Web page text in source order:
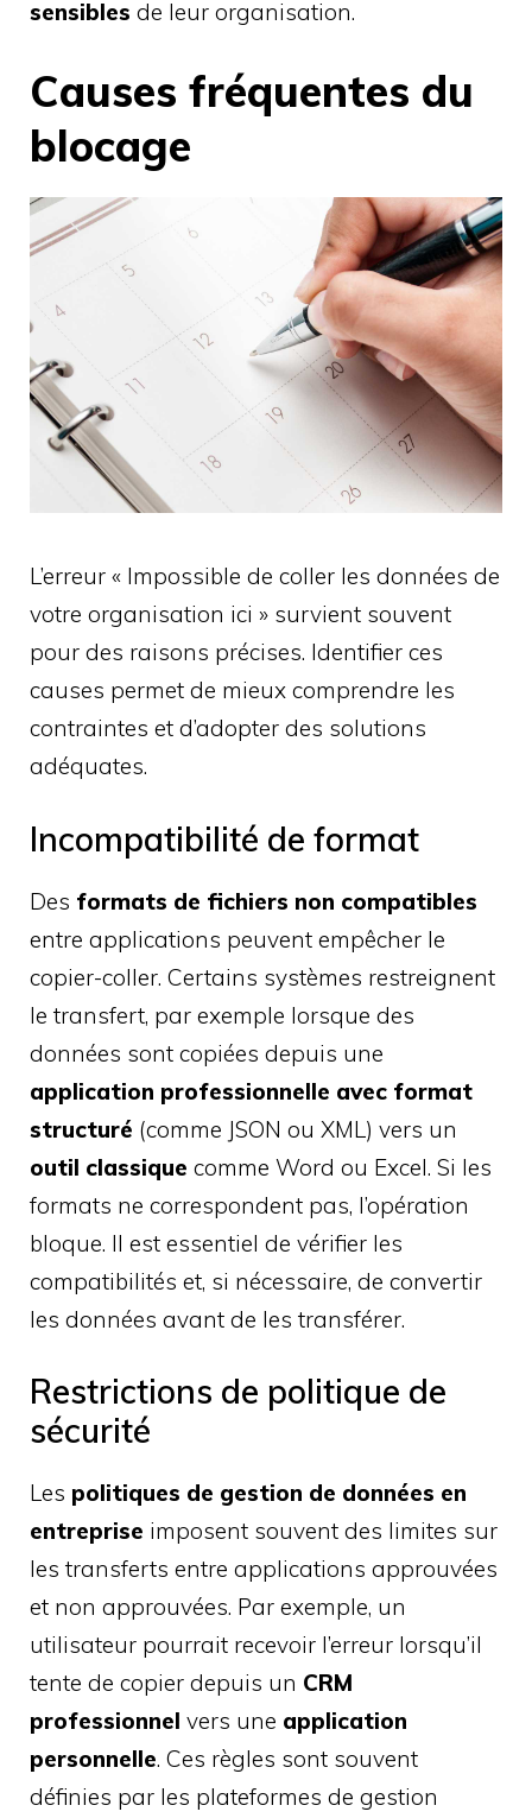
sensibles de leur organisation.
Causes fréquentes du
blocage
L’erreur « Impossible de coller les données de
votre organisation ici » survient souvent
pour des raisons précises. Identifier ces
causes permet de mieux comprendre les
contraintes et d’adopter des solutions
adéquates.
Incompatibilité de format
Des formats de fichiers non compatibles
entre applications peuvent empêcher le
copier-coller. Certains systèmes restreignent
le transfert, par exemple lorsque des
données sont copiées depuis une
application professionnelle avec format
structuré (comme JSON ou XML) vers un
outil classique comme Word ou Excel. Si les
formats ne correspondent pas, l’opération
bloque. Il est essentiel de vérifier les
compatibilités et, si nécessaire, de convertir
les données avant de les transférer.
Restrictions de politique de
sécurité
Les politiques de gestion de données en
entreprise imposent souvent des limites sur
les transferts entre applications approuvées
et non approuvées. Par exemple, un
utilisateur pourrait recevoir l’erreur lorsqu’il
tente de copier depuis un CRM
professionnel vers une application
personnelle. Ces règles sont souvent
définies par les plateformes de gestion